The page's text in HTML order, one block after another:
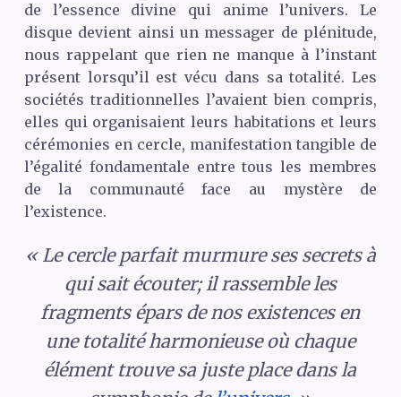
de l’essence divine qui anime l’univers. Le
disque devient ainsi un messager de plénitude,
nous rappelant que rien ne manque à l’instant
présent lorsqu’il est vécu dans sa totalité. Les
sociétés traditionnelles l’avaient bien compris,
elles qui organisaient leurs habitations et leurs
cérémonies en cercle, manifestation tangible de
l’égalité fondamentale entre tous les membres
de la communauté face au mystère de
l’existence.
« Le cercle parfait murmure ses secrets à
qui sait écouter; il rassemble les
fragments épars de nos existences en
une totalité harmonieuse où chaque
élément trouve sa juste place dans la